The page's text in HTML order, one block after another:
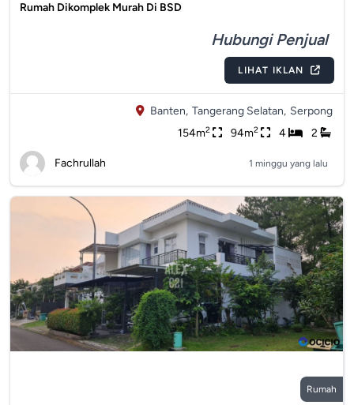
Rumah Dikomplek Murah Di BSD
Hubungi Penjual
LIHAT IKLAN
Banten, Tangerang Selatan, Serpong
154m2 94m2 4 2
Fachrullah 1 minggu yang lalu
Rumah